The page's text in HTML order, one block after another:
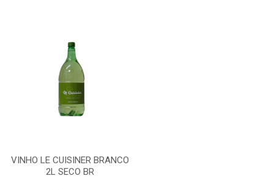
VINHO LE CUISINER BRANCO
2L SECO BR